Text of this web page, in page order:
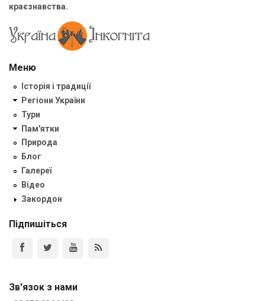
краєзнавства.
Меню
Історія і традиції
Регіони України
Тури
Пам'ятки
Природа
Блог
Галереї
Відео
Закордон
Підпишіться
Зв'язок з нами